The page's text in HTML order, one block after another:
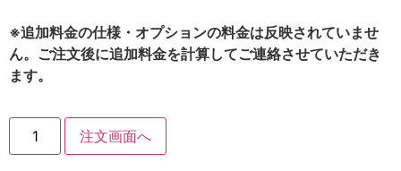
※追加料金の仕様・オプションの料金は反映されていませ
ん。ご注文後に追加料金を計算してご連絡させていただき
ます。
注文画面へ